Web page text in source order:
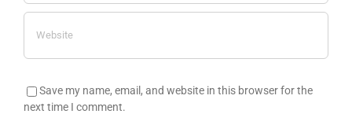
Save my name, email, and website in this browser for the
next time I comment.